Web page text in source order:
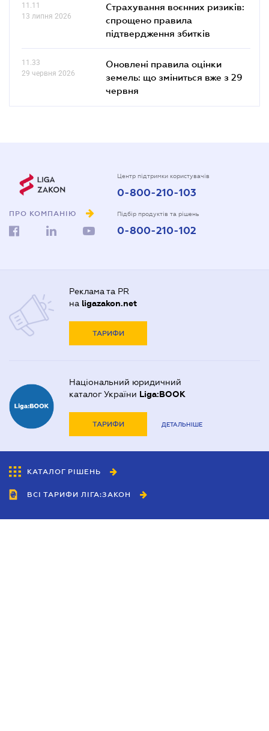
11.11
13 липня 2026
Страхування воєнних ризиків:
спрощено правила
підтвердження збитків
11.33
29 червня 2026
Оновлені правила оцінки
земель: що зміниться вже з 29
червня
ПРО КОМПАНІЮ
Центр підтримки користувачів
0-800-210-103
Підбір продуктів та рішень
0-800-210-102
Реклама та PR
на ligazakon.net
ТАРИФИ
Національний юридичний
каталог України Liga:BOOK
ТАРИФИ ДЕТАЛЬНІШЕ
КАТАЛОГ РІШЕНЬ
ВСІ ТАРИФИ ЛІГА:ЗАКОН